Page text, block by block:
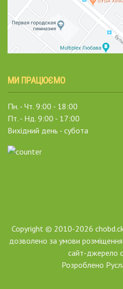
МИ ПРАЦЮЄМО
Пн. - Чт. 9:00 - 18:00
Пт. - Нд. 9:00 - 17:00
Вихідний день - субота
Copyright © 2010-2026
дозволено за умови розміщення
сайт-джерело
Розроблено